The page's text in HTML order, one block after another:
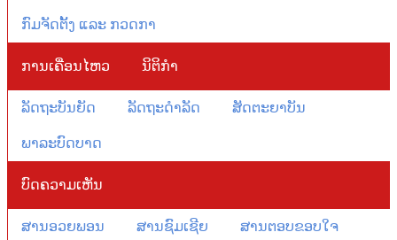
ກົມຈັດຕັ້ງ ແລະ ກວດກາ
ການເຄື່ອນໄຫວ ນິຕິກຳ
ລັດຖະບັນຍັດ ລັດຖະດຳລັດ ສັດຕະຍາບັນ
ພາລະບົດບາດ
ບົດຄວາມເຫັນ
ສານອວຍພອນ ສານຊົມເຊີຍ ສານຕອບຂອບໃຈ